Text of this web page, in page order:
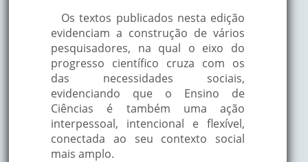
Os textos publicados nesta edição
evidenciam a construção de vários
pesquisadores, na qual o eixo do
progresso científico cruza com os
das necessidades sociais,
evidenciando que o Ensino de
Ciências é também uma ação
interpessoal, intencional e flexível,
conectada ao seu contexto social
mais amplo.